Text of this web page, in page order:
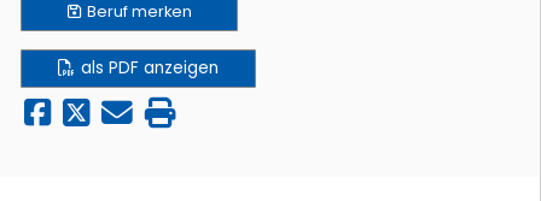
Berufmerken
als PDF anzeigen